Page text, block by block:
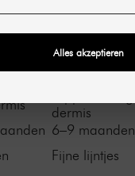
Laag
dermis
6–9 maanden
Fijne lijntjes
Alles akzeptieren